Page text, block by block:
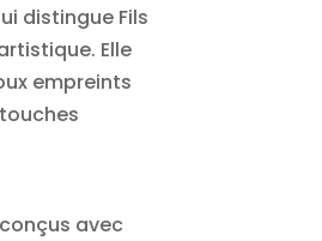
distingue Fils
Elle
empreints
avec